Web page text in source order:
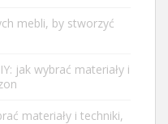
mebli, by stworzyć
jak wybrać materiały i
materiały i techniki,